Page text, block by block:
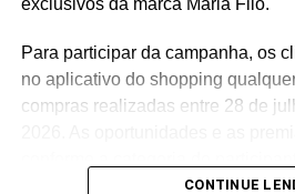
do consumidor durante todo o
Cooxupé.
exclusivos da marca Maria Filó.
Para participar da campanha, os
no aplicativo do shopping
compras realizadas entre 28 de
CONTINUE